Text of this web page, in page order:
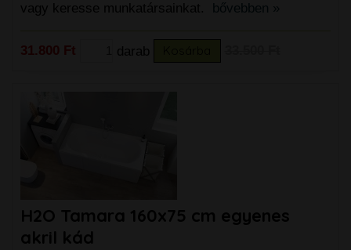
vagy keresse munkatársainkat. bővebben »
31.800 Ft darab
H2O Tamara 160x75 cm egyenes
akril kád